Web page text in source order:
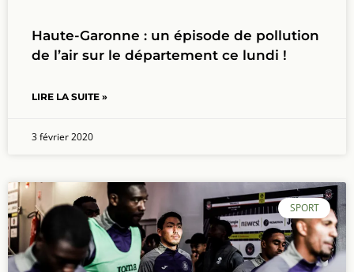
Haute-Garonne : un épisode de pollution
de l’air sur le département ce lundi !
LIRE LA SUITE »
3 février 2020
SPORT